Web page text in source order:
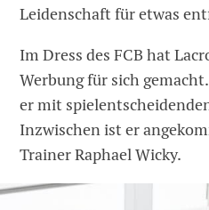
Leidenschaft für etwas
Im Dress des FCB hat
Werbung für sich
er mit
Inzwischen ist er
Trainer Raphael Wicky.